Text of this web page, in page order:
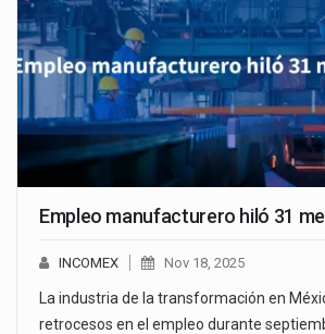
Empleo manufacturero hiló 31
INCOMEX Nov 18, 2025
La industria de la transformación en
retrocesos en el empleo durante